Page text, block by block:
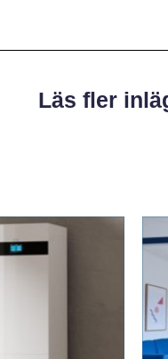
Läs fler